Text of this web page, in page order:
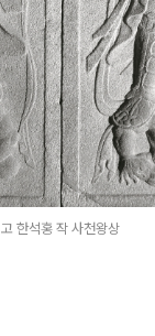
고 한석홍 작 사천왕상